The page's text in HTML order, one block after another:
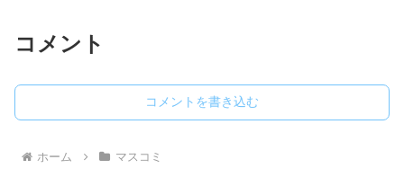
コメント
コメントを書き込む
ホーム マスコミ